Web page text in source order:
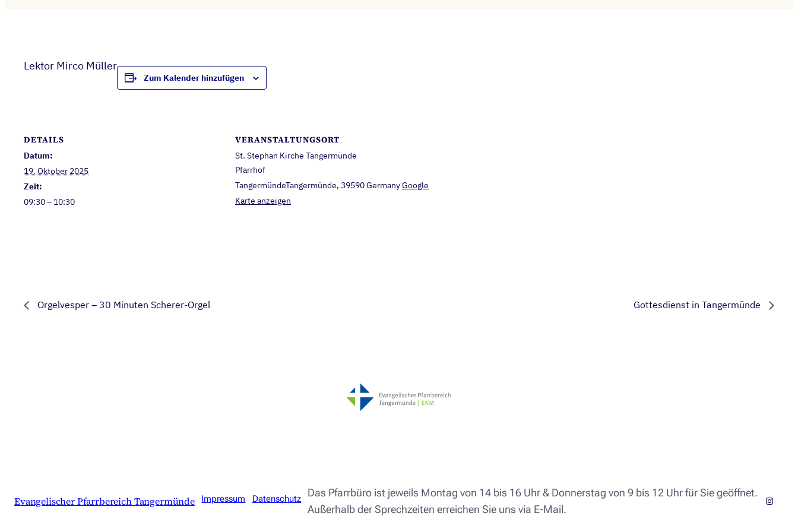
Lektor Mirco Müller
Zum Kalender hinzufügen
DETAILS
Datum:
19. Oktober 2025
Zeit:
09:30 – 10:30
VERANSTALTUNGSORT
St. Stephan Kirche Tangermünde
Pfarrhof
TangermündeTangermünde, 39590GermanyGoogle
Karte anzeigen
Orgelvesper – 30 Minuten Scherer-Orgel Gottesdienst in Tangermünde
Evangelischer Pfarrbereich Tangermünde Impressum Datenschutz
Das Pfarrbüro ist jeweils Montag von 14 bis 16 Uhr & Donnerstag von 9 bis 12 Uhr für Sie geöffnet.
Außerhalb der Sprechzeiten erreichen Sie uns via E-Mail.